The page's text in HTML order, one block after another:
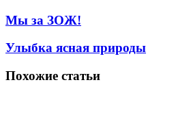
Мы за ЗОЖ!
Улыбка ясная природы
Похожие статьи